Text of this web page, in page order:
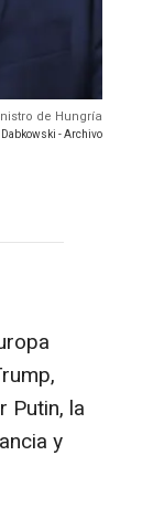
de Hungría
- Archivo
Putin, la
y